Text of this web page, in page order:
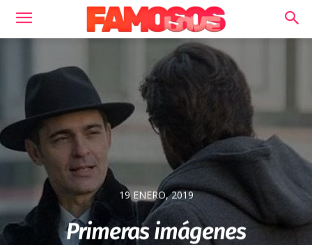
19 ENERO, 2019
Primeras imágenes